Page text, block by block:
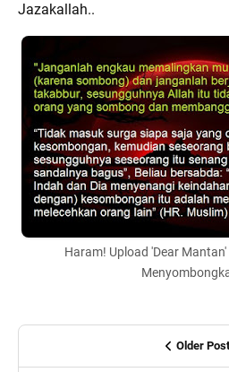
Jazakallah..
Haram! Upload 'Dear
Older